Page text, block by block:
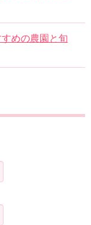
めの農園と旬